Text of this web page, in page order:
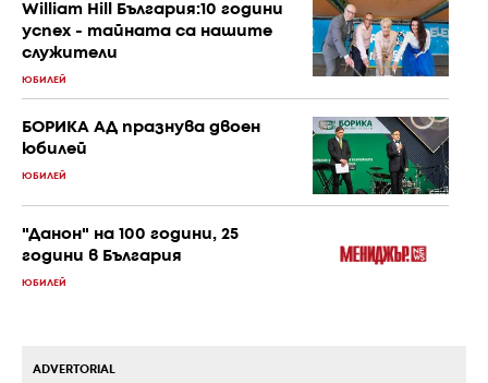
William Hill България:10 години
успех - тайната са нашите
служители
ЮБИЛЕЙ
БОРИКА АД празнува двоен
юбилей
ЮБИЛЕЙ
"Данон" на 100 години, 25
години в България
ЮБИЛЕЙ
ADVERTORIAL